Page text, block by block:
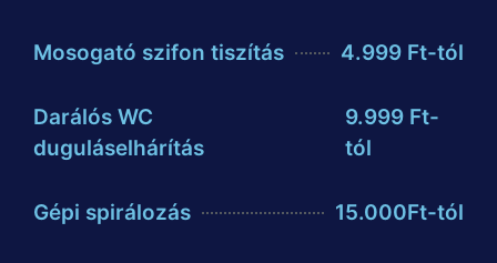
Mosogató szifon tiszítás 4.999 Ft-tól
Darálós WC
duguláselhárítás
9.999 Ft-
tól
Gépi spirálozás 15.000Ft-tól